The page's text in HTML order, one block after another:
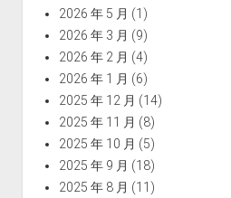
2026 年 5 月 (1)
2026 年 3 月 (9)
2026 年 2 月 (4)
2026 年 1 月 (6)
2025 年 12 月 (14)
2025 年 11 月 (8)
2025 年 10 月 (5)
2025 年 9 月 (18)
2025 年 8 月 (11)